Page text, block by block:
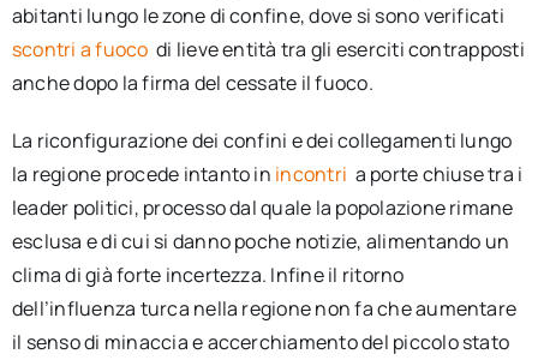
abitanti lungo le zone di confine, dove si sono verificati
scontri a fuoco di lieve entità tra gli eserciti contrapposti
anche dopo la firma del cessate il fuoco.
La riconfigurazione dei confini e dei collegamenti lungo
la regione procede intanto in incontri a porte chiuse tra i
leader politici, processo dal quale la popolazione rimane
esclusa e di cui si danno poche notizie, alimentando un
clima di già forte incertezza. Infine il ritorno
dell’influenza turca nella regione non fa che aumentare
il senso di minaccia e accerchiamento del piccolo stato